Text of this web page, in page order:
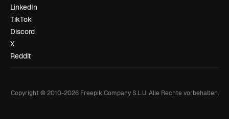
LinkedIn
TikTok
Discord
X
Reddit
Copyright © 2010-2026Freepik Company S.L.U. Alle Rechte vorbehalten.